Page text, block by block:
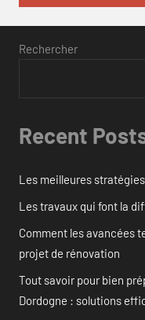
Rechercher
Recent
Les meilleures
Les travaux qui font la
Comment les avancées
projet de rénovation
Tout savoir pour bien
Dordogne : solutions